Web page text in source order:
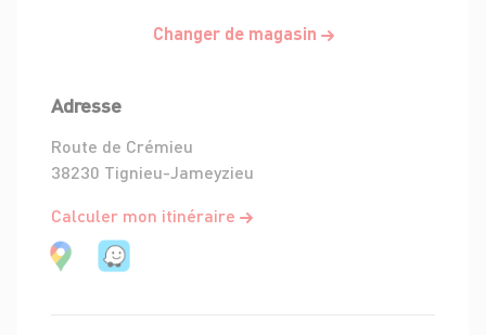
Changer de magasin
Adresse
Route de Crémieu
38230 Tignieu-Jameyzieu
Calculer mon itinéraire